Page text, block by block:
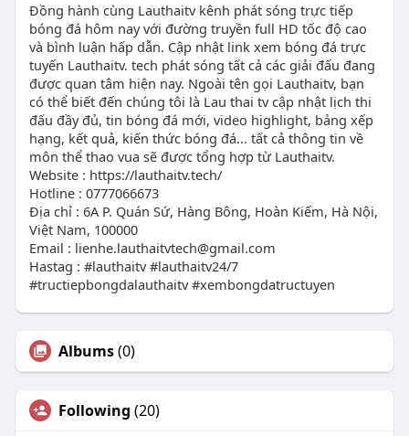
Đồng hành cùng Lauthaitv kênh phát sóng trực tiếp
bóng đá hôm nay với đường truyền full HD tốc độ cao
và bình luận hấp dẫn. Cập nhật link xem bóng đá trực
tuyến Lauthaitv. tech phát sóng tất cả các giải đấu đang
được quan tâm hiện nay. Ngoài tên gọi Lauthaitv, bạn
có thể biết đến chúng tôi là Lau thai tv cập nhật lịch thi
đấu đầy đủ, tin bóng đá mới, video highlight, bảng xếp
hạng, kết quả, kiến thức bóng đá... tất cả thông tin về
môn thể thao vua sẽ được tổng hợp từ Lauthaitv.
Website : https://lauthaitv.tech/
Hotline : 0777066673
Địa chỉ : 6A P. Quán Sứ, Hàng Bông, Hoàn Kiếm, Hà Nội,
Việt Nam, 100000
Email : lienhe.lauthaitvtech@gmail.com
Hastag : #lauthaitv #lauthaitv24/7
#tructiepbongdalauthaitv #xembongdatructuyen
Albums(0)
Following (20)